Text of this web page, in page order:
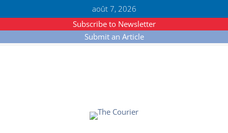
août 7, 2026
Subscribe to Newsletter
Submit an Article